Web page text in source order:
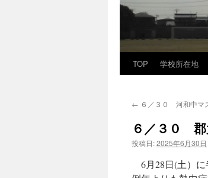
TOP 学校所在地
← ６／３０ 河和中マ
６／３０ 郡
投稿日:2025年6月30日
6月28日(土）に